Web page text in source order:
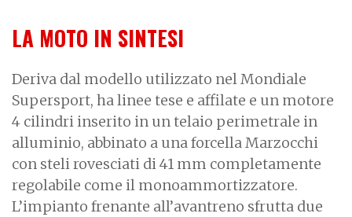
LA MOTO IN SINTESI
Deriva dal modello utilizzato nel Mondiale
Supersport, ha linee tese e affilate e un motore
4 cilindri inserito in un telaio perimetrale in
alluminio, abbinato a una forcella Marzocchi
con steli rovesciati di 41 mm completamente
regolabile come il monoammortizzatore.
L’impianto frenante all’avantreno sfrutta due